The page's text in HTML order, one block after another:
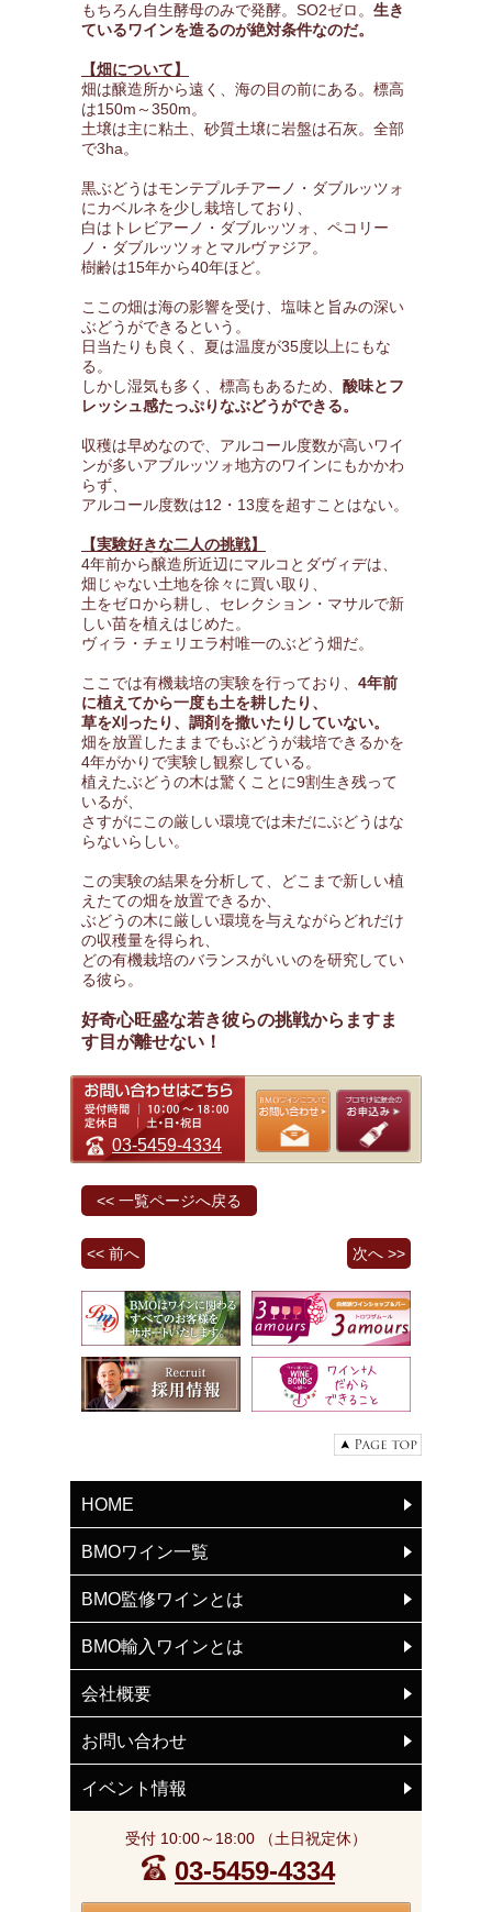
もちろん自生酵母のみで発酵。SO2ゼロ。 生き
ているワインを造るのが絶対条件なのだ。
【畑について】
畑は醸造所から遠く、海の目の前にある。標高
は150m～350m。
土壌は主に粘土、砂質土壌に岩盤は石灰。全部
で3ha。
黒ぶどうはモンテプルチアーノ・ダブルッツォ
にカベルネを少し栽培しており、
白はトレビアーノ・ダブルッツォ、ペコリー
ノ・ダブルッツォとマルヴァジア。
樹齢は15年から40年ほど。
ここの畑は海の影響を受け、塩味と旨みの深い
ぶどうができるという。
日当たりも良く、夏は温度が35度以上にもな
る。
しかし湿気も多く、標高もあるため、 酸味とフ
レッシュ感たっぷりなぶどうができる。
収穫は早めなので、アルコール度数が高いワイ
ンが多いアブルッツォ地方のワインにもかかわ
らず、
アルコール度数は12・13度を超すことはない。
【実験好きな二人の挑戦】
4年前から醸造所近辺にマルコとダヴィデは、
畑じゃない土地を徐々に買い取り、
土をゼロから耕し、セレクション・マサルで新
しい苗を植えはじめた。
ヴィラ・チェリエラ村唯一のぶどう畑だ。
ここでは有機栽培の実験を行っており、 4年前
に植えてから一度も土を耕したり、
草を刈ったり、調剤を撒いたりしていない。
畑を放置したままでもぶどうが栽培できるかを
4年がかりで実験し観察している。
植えたぶどうの木は驚くことに9割生き残って
いるが、
さすがにこの厳しい環境では未だにぶどうはな
らないらしい。
この実験の結果を分析して、どこまで新しい植
えたての畑を放置できるか、
ぶどうの木に厳しい環境を与えながらどれだけ
の収穫量を得られ、
どの有機栽培のバランスがいいのを研究してい
る彼ら。
好奇心旺盛な若き彼らの挑戦からますま
す目が離せない！
03-5459-4334
<< 一覧ページへ戻る
<< 前へ 次へ >>
HOME
BMOワイン一覧
BMO監修ワインとは
BMO輸入ワインとは
会社概要
お問い合わせ
イベント情報
受付 10:00～18:00 （土日祝定休）
03-5459-4334